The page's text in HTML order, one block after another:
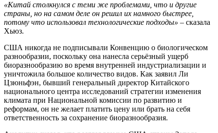
«Китай столкнулся с теми же проблемами, что и другие
страны, но на самом деле он решил их намного быстрее,
потому что использовал технологические подходы» – сказала
Хьюз.
США никогда не подписывали Конвенцию о биологическом
разнообразии, поскольку она нанесла серьёзный ущерб
биоразнообразию во время внутренней индустриализации и
уничтожила большое количество видов. Как заявил Ли
Цзюньфэн, бывший генеральный директор Китайского
национального центра исследований стратегии изменения
климата при Национальной комиссии по развитию и
реформам, он не желает платить цену или брать на себя
ответственность за сохранение биоразнообразия.